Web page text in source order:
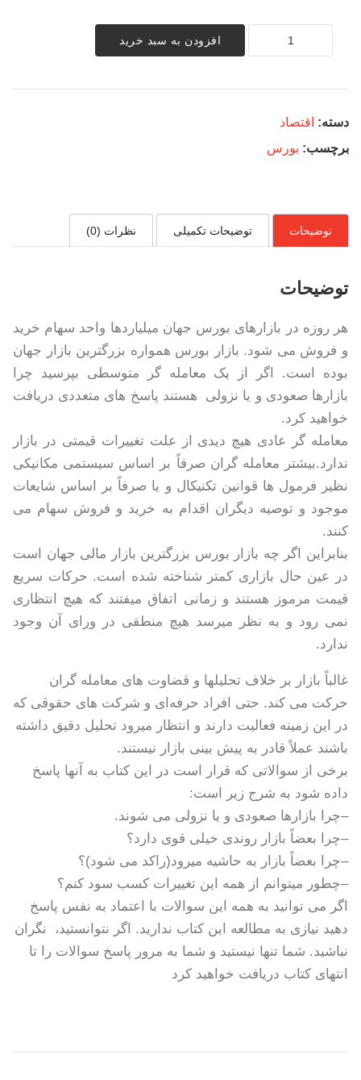
کلید
مخفی
افزودن به سبد خرید
دسته: اقتصاد
برچسب: بورس
توضیحات توضیحات تکمیلی نظرات (0)
توضیحات
هر روزه در بازارهای بورس جهان میلیاردها واحد سهام خرید
و فروش می شود. بازار بورس همواره بزرگترین بازار جهان
بوده است. اگر از یک معامله گر متوسطی بپرسید چرا
بازارها صعودی و یا نزولی هستند پاسخ های متعددی دریافت
خواهید کرد.
معامله گر عادی هیچ دیدی از علت تغییرات قیمتی در بازار
ندارد.بیشتر معامله گران صرفاً بر اساس سیستمی مکانیکی
نظیر فرمول ها قوانین تکنیکال و یا صرفاً بر اساس شایعات
موجود و توصیه دیگران اقدام به خرید و فروش سهام می
کنند.
بنابراین اگر چه بازار بورس بزرگترین بازار مالی جهان است
در عین حال بازاری کمتر شناخته شده است. حرکات سریع
قیمت مرموز هستند و زمانی اتفاق میفتند که هیچ انتظاری
نمی رود و به نظر میرسد هیچ منطقی در ورای آن وجود
ندارد.
غالباً بازار بر خلاف تحلیلها و قضاوت های معامله گران
حرکت می کند. حتی افراد حرفه‌ای و شرکت های حقوقی که
در این زمینه فعالیت دارند و انتظار میرود تحلیل دقیق داشته
باشند عملاً قادر به پیش بینی بازار نیستند.
برخی از سوالاتی که قرار است در این کتاب به آنها پاسخ
داده شود به شرح زیر است:
–چرا بازارها صعودی و یا نزولی می شوند.
–چرا بعضاً بازار روندی خیلی قوی دارد؟
–چرا بعضاً بازار به حاشیه میرود(راکد می شود)؟
–چطور میتوانم از همه این تغییرات کسب سود کنم؟
اگر می توانید به همه این سوالات با اعتماد به نفس پاسخ
دهید نیازی به مطالعه این کتاب ندارید. اگر نتوانستید، نگران
نباشید. شما تنها نیستید و شما به مرور پاسخ سوالات را تا
انتهای کتاب دریافت خواهید کرد